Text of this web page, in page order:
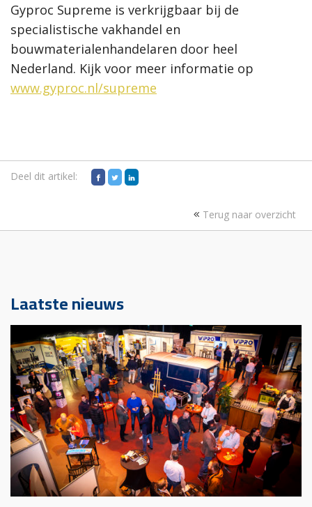
Gyproc Supreme is verkrijgbaar bij de
specialistische vakhandel en
bouwmaterialenhandelaren door heel
Nederland. Kijk voor meer informatie op
www.gyproc.nl/supreme
Deel dit artikel:
Terug naar overzicht
Laatste nieuws